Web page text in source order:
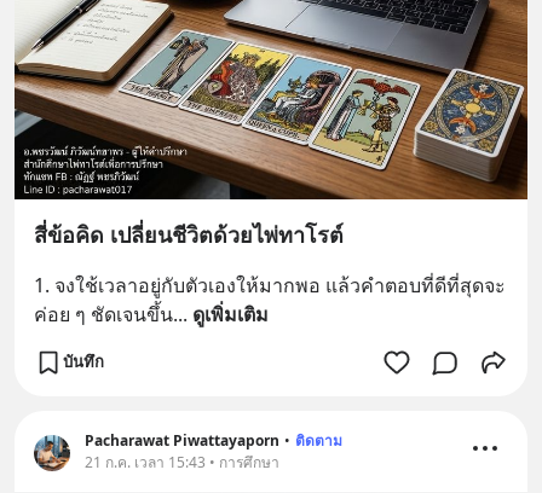
สี่ข้อคิด เปลี่ยนชีวิตด้วยไพ่ทาโรต์
1. จงใช้เวลาอยู่กับตัวเองให้มากพอ แล้วคำตอบที่ดีที่สุดจะ
ค่อย ๆ ชัดเจนขึ้น... ดูเพิ่มเติม
บันทึก
Pacharawat Piwattayaporn • ติดตาม
21 ก.ค. เวลา 15:43 • การศึกษา